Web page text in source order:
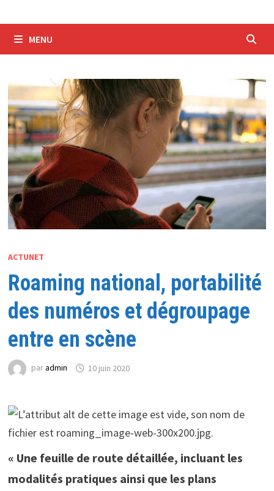
MENU
ACTUNET
Roaming national, portabilité
des numéros et dégroupage
entre en scène
paradmin 10 juin 2020
« Une feuille de route détaillée, incluant les
modalités pratiques ainsi que les plans